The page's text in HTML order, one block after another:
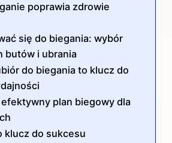
poprawia zdrowie
się do biegania: wybór
butów i ubrania
do biegania to klucz do
plan biegowy dla
klucz do sukcesu